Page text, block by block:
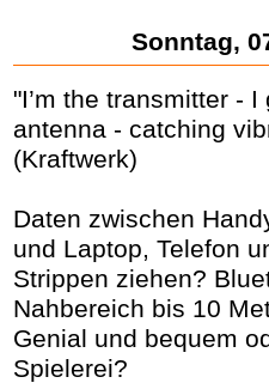
Sonntag,
"I’m the transmitter -
antenna - catching
(Kraftwerk)
Daten zwischen
und Laptop, Telefon
Strippen ziehen?
Nahbereich bis 10
Genial und bequem
Spielerei?